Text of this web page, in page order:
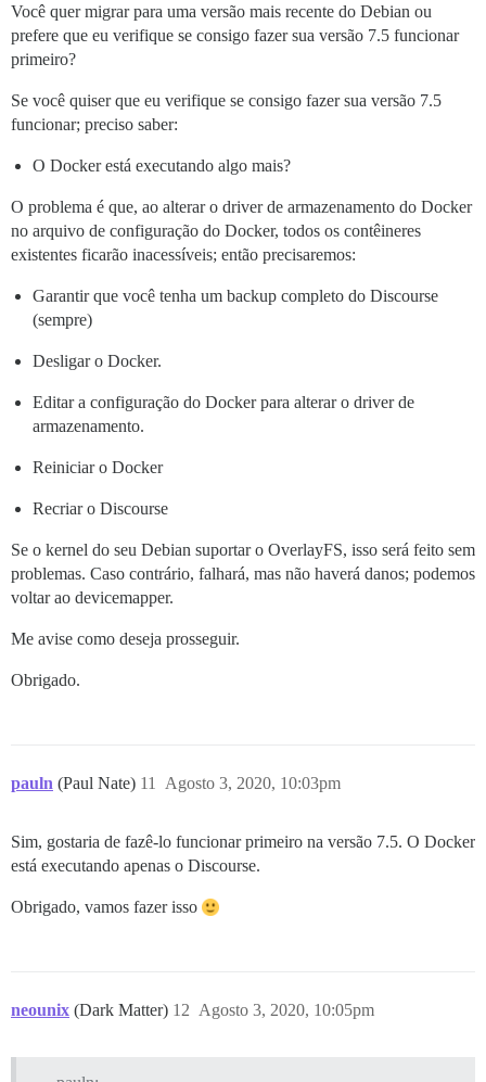
Você quer migrar para uma versão mais recente do Debian ou
prefere que eu verifique se consigo fazer sua versão 7.5 funcionar
primeiro?
Se você quiser que eu verifique se consigo fazer sua versão 7.5
funcionar; preciso saber:
O Docker está executando algo mais?
O problema é que, ao alterar o driver de armazenamento do Docker
no arquivo de configuração do Docker, todos os contêineres
existentes ficarão inacessíveis; então precisaremos:
Garantir que você tenha um backup completo do Discourse
(sempre)
Desligar o Docker.
Editar a configuração do Docker para alterar o driver de
armazenamento.
Reiniciar o Docker
Recriar o Discourse
Se o kernel do seu Debian suportar o OverlayFS, isso será feito sem
problemas. Caso contrário, falhará, mas não haverá danos; podemos
voltar ao devicemapper.
Me avise como deseja prosseguir.
Obrigado.
pauln (Paul Nate) Agosto 3, 2020, 10:03pm
11
Sim, gostaria de fazê-lo funcionar primeiro na versão 7.5. O Docker
está executando apenas o Discourse.
Obrigado, vamos fazer isso
neounix (Dark Matter) Agosto 3, 2020, 10:05pm
12